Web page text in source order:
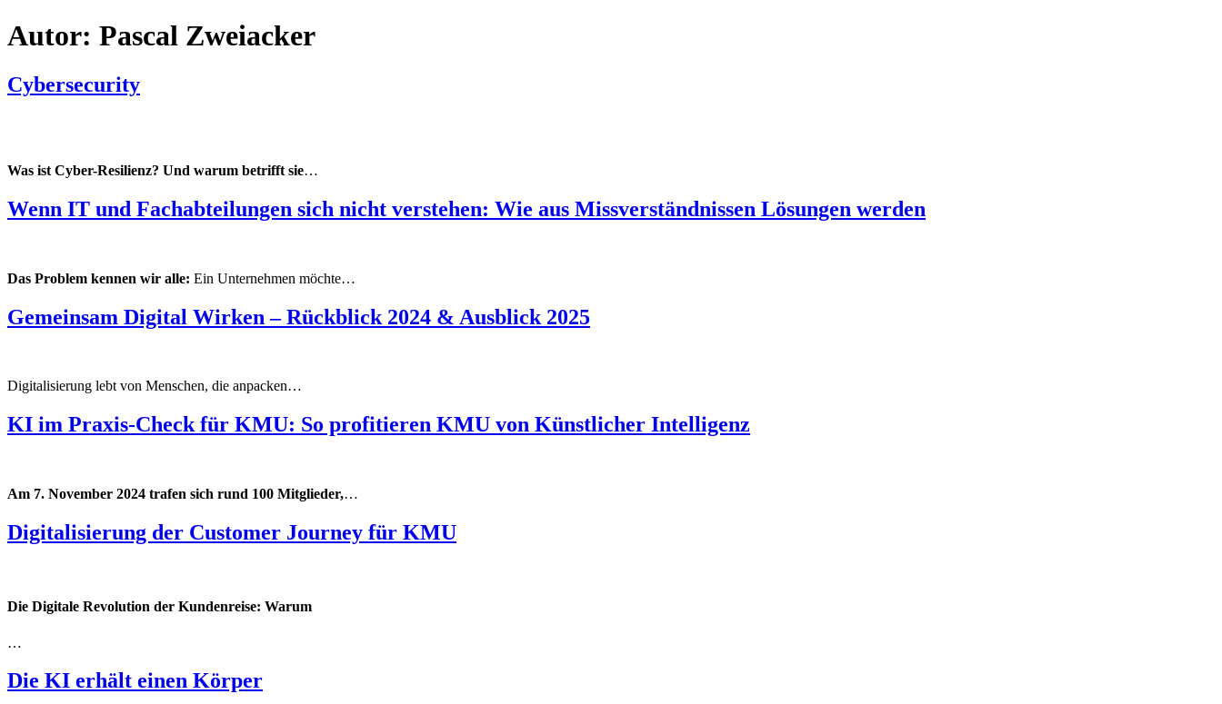
Autor: Pascal Zweiacker
Cybersecurity
Was ist Cyber-Resilienz? Und warum betrifft sie…
Wenn IT und Fachabteilungen sich nicht verstehen: Wie aus Missverständnissen Lösungen werden
Das Problem kennen wir alle: Ein Unternehmen möchte…
Gemeinsam Digital Wirken – Rückblick 2024 & Ausblick 2025
Digitalisierung lebt von Menschen, die anpacken…
KI im Praxis-Check für KMU: So profitieren KMU von Künstlicher Intelligenz
Am 7. November 2024 trafen sich rund 100 Mitglieder,…
Digitalisierung der Customer Journey für KMU
Die Digitale Revolution der Kundenreise: Warum
…
Die KI erhält einen Körper